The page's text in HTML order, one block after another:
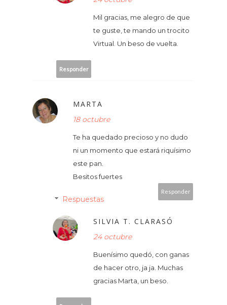
Mil gracias, me alegro de que
te guste, te mando un trocito
Virtual. Un beso de vuelta.
Responder
MARTA
18 octubre
Te ha quedado precioso y no dudo
ni un momento que estará riquísimo
este pan.
Besitos fuertes
Responder
Respuestas
SILVIA T. CLARASÓ
24 octubre
Buenísimo quedó, con ganas
de hacer otro, ja ja. Muchas
gracias Marta, un beso.